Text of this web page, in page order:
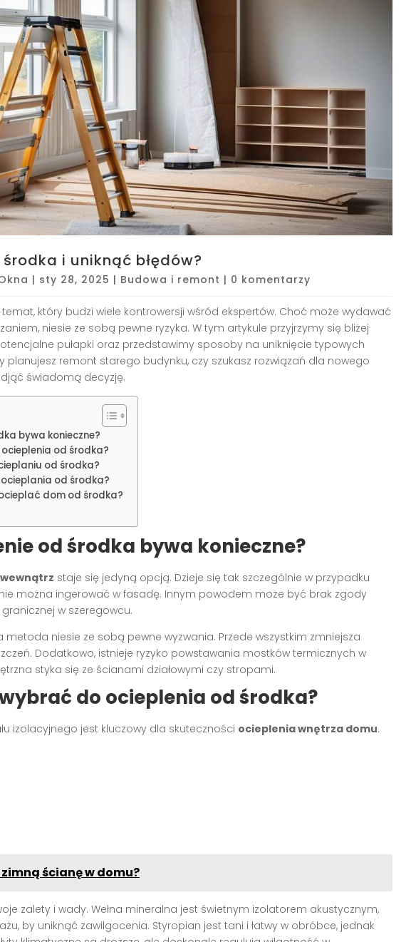
i uniknąć błędów?
| sty 28, 2025 | Budowa i remont | 0 komentarzy
który budzi wiele kontrowersji wśród ekspertów. Choć może wydawać
niesie ze sobą pewne ryzyka. W tym artykule przyjrzymy się bliżej
pułapki oraz przedstawimy sposoby na uniknięcie typowych
planujesz remont starego budynku, czy szukasz rozwiązań dla nowego
świadomą decyzję.
bywa konieczne?
od środka?
od środka?
od środka?
dom od środka?
od środka bywa konieczne?
staje się jedyną opcją. Dzieje się tak szczególnie w przypadku
można ingerować w fasadę. Innym powodem może być brak zgody
w szeregowcu.
niesie ze sobą pewne wyzwania. Przede wszystkim zmniejsza
Dodatkowo, istnieje ryzyko powstawania mostków termicznych w
styka się ze ścianami działowymi czy stropami.
do ocieplenia od środka?
izolacyjnego jest kluczowy dla skuteczności ocieplenia wnętrza domu.
ścianę w domu?
zalety i wady. Wełna mineralna jest świetnym izolatorem akustycznym,
by uniknąć zawilgocenia. Styropian jest tani i łatwy w obróbce, jednak